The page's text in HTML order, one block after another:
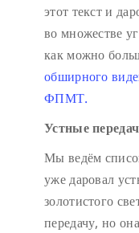
этот текст и
во множестве
как можно
обширного
ФПМТ.
Устные
Мы ведём
уже даровал
золотистого
передачу, но